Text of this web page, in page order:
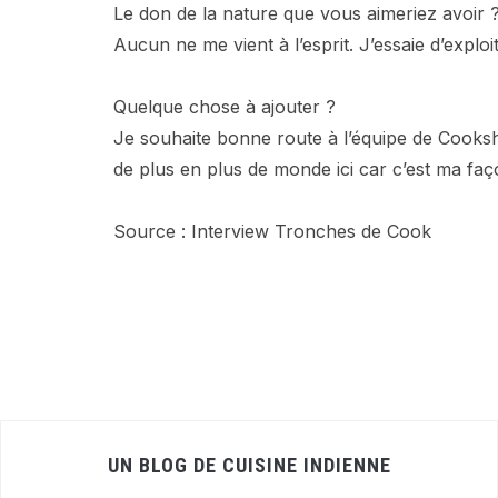
Le don de la nature que vous aimeriez avoir
Aucun ne me vient à l’esprit. J’essaie
Quelque chose à ajouter ?
Je souhaite bonne route à l’équipe de
de plus en plus de monde ici car c’est ma
Source : Interview Tronches de Cook
UN BLOG DE CUISINE INDIENNE